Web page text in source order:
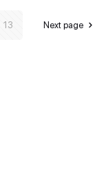
13 Next page